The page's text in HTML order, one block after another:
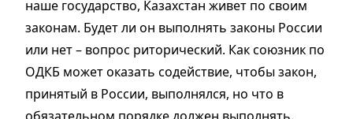
наше государство, Казахстан живет по своим
законам. Будет ли он выполнять законы России
или нет – вопрос риторический. Как союзник по
ОДКБ может оказать содействие, чтобы закон,
принятый в России, выполнялся, но что в